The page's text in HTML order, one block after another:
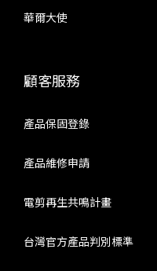
華爾大使
顧客服務
產品保固登錄
產品維修申請
電剪再生共鳴計畫
台灣官方產品判別標準